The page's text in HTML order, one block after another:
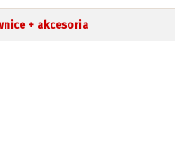
+ akcesoria